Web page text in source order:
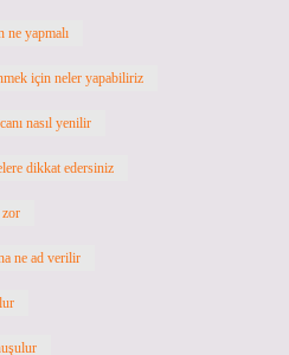
ne yapmalı
için neler yapabiliriz
nasıl yenilir
dikkat edersiniz
ne ad verilir